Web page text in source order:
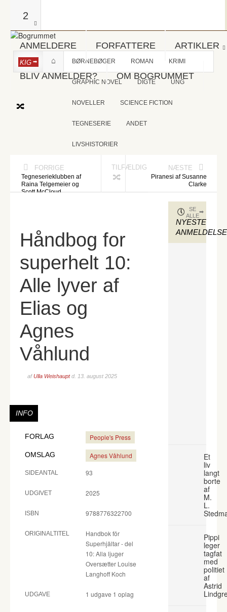
2
ANMELDERE FORFATTERE ARTIKLER
BLIV ANMELDER? OM BOGRUMMET
KIG BØRNEBØGER ROMAN KRIMI
GRAPHIC NOVEL DIGTE UNG
NOVELLER SCIENCE FICTION
TEGNESERIE ANDET
LIVSHISTORIER
FORRIGE
Tegneserieklubben af
Raina Telgemeier og
Scott McCloud
TILFÆLDIG NÆSTE
Piranesi af Susanne
Clarke
Håndbog for
superhelt 10:
Alle lyver af
Elias og
Agnes
Våhlund
afUlla Weishauptd. 13. august 2025
INFO
FORLAG People's Press
OMSLAG Agnes Våhlund
SIDEANTAL 93
UDGIVET 2025
ISBN 9788776322700
ORIGINALTITEL
Handbok för
Superhjältar - del
10: Alla ljuger
Oversætter Louise
Langhoff Koch
UDGAVE 1 udgave 1 oplag
NYESTE
SE
ALLE
Et
liv
langt
borte
af
M.
L.
Pippi
leger
tagfat
med
politiet
af
Astrid